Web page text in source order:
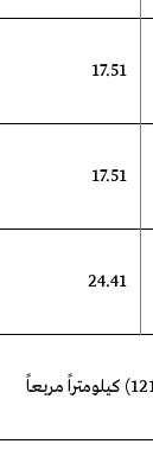
17.51
17.51
24.41